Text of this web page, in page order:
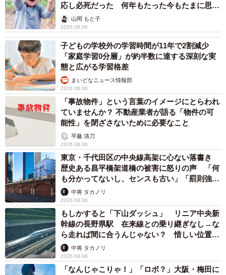
応し必死だった 何年もたった今もたまに思い
出し…山岡 もと子
2026.08.06
子どもの学校外の学習時間が11年で2割減少
「家庭学習0分層」が約半数に達する深刻な実
態と広がる学習格差
まいどなニュース情報部
2026.08.06
「事故物件」という言葉のイメージにとらわれ
ていませんか？ 不動産業者が語る「物件の可
能性」を閉ざさないために必要なこと
平藤 清刀
2026.08.06
東京・千代田区の中央線高架に心ない落書き
歴史ある昌平橋架道橋の被害に怒りの声 「何
も分かってないし、センスも古い」「罰則強化
して」中将 タカノリ
2026.08.06
もしかすると「下山ダッシュ」 リニア中央新
幹線の長野県駅 在来線との乗り継ぎなし→な
ら走れば間に合うんじゃない？ 惜しい位置関
係が反響
中将 タカノリ
2026.08.06
「なんじゃこりゃ！」「ロボ？」大阪・梅田に